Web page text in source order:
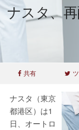
ナスタ、
共有
ナスタ（東京
都港区）は1
日、オートロ